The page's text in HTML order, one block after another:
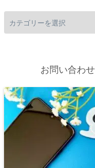
お問い合わ